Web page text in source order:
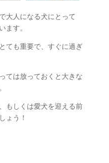
大人になる犬にとって
ます。
ても重要で、すぐに過ぎ
ては放っておくと大きな
もしくは愛犬を迎える前
ょう！